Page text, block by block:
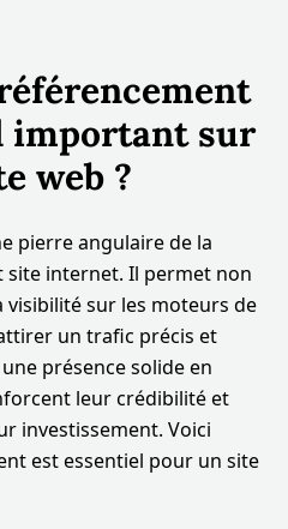
important sur
web ?
pierre angulaire de la
internet. Il permet non
visibilité sur les moteurs de
un trafic précis et
présence solide en
leur crédibilité et
investissement. Voici
est essentiel pour un site